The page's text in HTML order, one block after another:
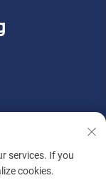
services. If you
cookies.